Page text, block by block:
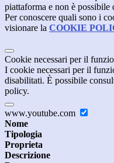
piattaforma e non è possibile
Per conoscere quali sono i
visionare la COOKIE
Cookie necessari per il
I cookie necessari per il
disabilitati. È possibile
policy.
www.youtube.com
Nome
Tipologia
Proprieta
Descrizione